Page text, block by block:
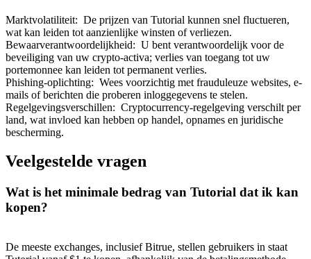
Marktvolatiliteit: De prijzen van Tutorial kunnen snel fluctueren,
wat kan leiden tot aanzienlijke winsten of verliezen.
Bewaarverantwoordelijkheid: U bent verantwoordelijk voor de
beveiliging van uw crypto-activa; verlies van toegang tot uw
portemonnee kan leiden tot permanent verlies.
Phishing-oplichting: Wees voorzichtig met frauduleuze websites, e-
mails of berichten die proberen inloggegevens te stelen.
Regelgevingsverschillen: Cryptocurrency-regelgeving verschilt per
land, wat invloed kan hebben op handel, opnames en juridische
bescherming.
Veelgestelde vragen
Wat is het minimale bedrag van Tutorial dat ik kan
kopen?
De meeste exchanges, inclusief Bitrue, stellen gebruikers in staat